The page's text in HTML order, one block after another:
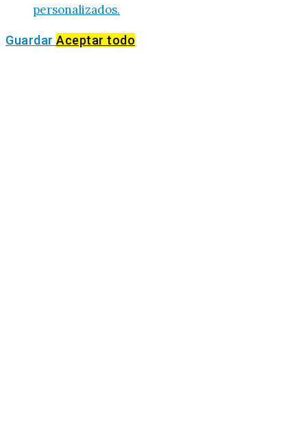
personalizados.
Guardar Aceptar todo